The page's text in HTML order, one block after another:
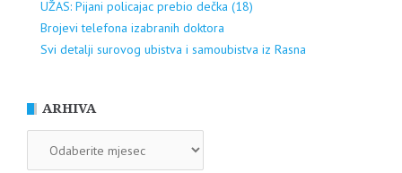
UŽAS: Pijani policajac prebio dečka (18)
Brojevi telefona izabranih doktora
Svi detalji surovog ubistva i samoubistva iz Rasna
ARHIVA